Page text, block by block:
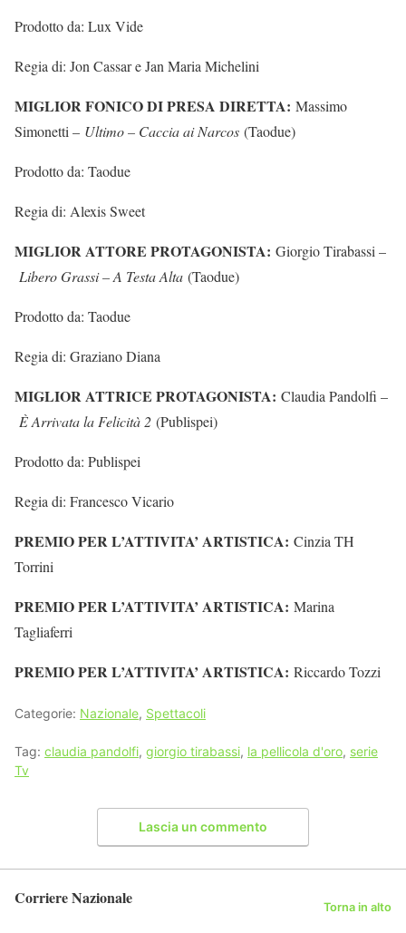
Prodotto da: Lux Vide
Regia di: Jon Cassar e Jan Maria Michelini
MIGLIOR FONICO DI PRESA DIRETTA: Massimo
Simonetti – Ultimo – Caccia ai Narcos (Taodue)
Prodotto da: Taodue
Regia di: Alexis Sweet
MIGLIOR ATTORE PROTAGONISTA: Giorgio Tirabassi –
Libero Grassi – A Testa Alta (Taodue)
Prodotto da: Taodue
Regia di: Graziano Diana
MIGLIOR ATTRICE PROTAGONISTA: Claudia Pandolfi –
È Arrivata la Felicità 2 (Publispei)
Prodotto da: Publispei
Regia di: Francesco Vicario
PREMIO PER L’ATTIVITA’ ARTISTICA: Cinzia TH
Torrini
PREMIO PER L’ATTIVITA’ ARTISTICA: Marina
Tagliaferri
PREMIO PER L’ATTIVITA’ ARTISTICA: Riccardo Tozzi
Categorie: Nazionale, Spettacoli
Tag: claudia pandolfi, giorgio tirabassi, la pellicola d'oro, serie
Tv
Lascia un commento
Corriere Nazionale Torna in alto